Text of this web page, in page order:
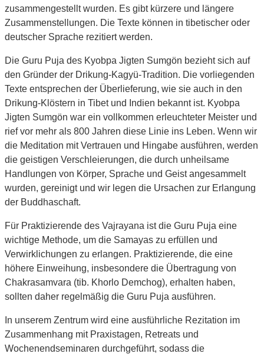
zusammengestellt wurden. Es gibt kürzere und längere
Zusammenstellungen. Die Texte können in tibetischer oder
deutscher Sprache rezitiert werden.
Die Guru Puja des Kyobpa Jigten Sumgön bezieht sich auf
den Gründer der Drikung-Kagyü-Tradition. Die vorliegenden
Texte entsprechen der Überlieferung, wie sie auch in den
Drikung-Klöstern in Tibet und Indien bekannt ist. Kyobpa
Jigten Sumgön war ein vollkommen erleuchteter Meister und
rief vor mehr als 800 Jahren diese Linie ins Leben. Wenn wir
die Meditation mit Vertrauen und Hingabe ausführen, werden
die geistigen Verschleierungen, die durch unheilsame
Handlungen von Körper, Sprache und Geist angesammelt
wurden, gereinigt und wir legen die Ursachen zur Erlangung
der Buddhaschaft.
Für Praktizierende des Vajrayana ist die Guru Puja eine
wichtige Methode, um die Samayas zu erfüllen und
Verwirklichungen zu erlangen. Praktizierende, die eine
höhere Einweihung, insbesondere die Übertragung von
Chakrasamvara (tib. Khorlo Demchog), erhalten haben,
sollten daher regelmäßig die Guru Puja ausführen.
In unserem Zentrum wird eine ausführliche Rezitation im
Zusammenhang mit Praxistagen, Retreats und
Wochenendseminaren durchgeführt, sodass die